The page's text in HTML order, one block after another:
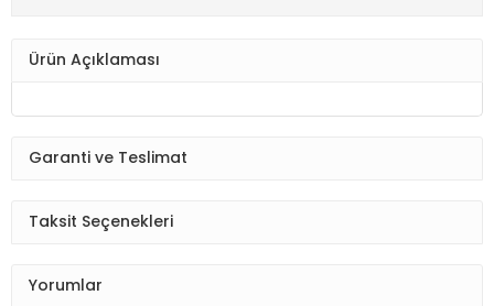
Ürün Açıklaması
Garanti ve Teslimat
Taksit Seçenekleri
Yorumlar